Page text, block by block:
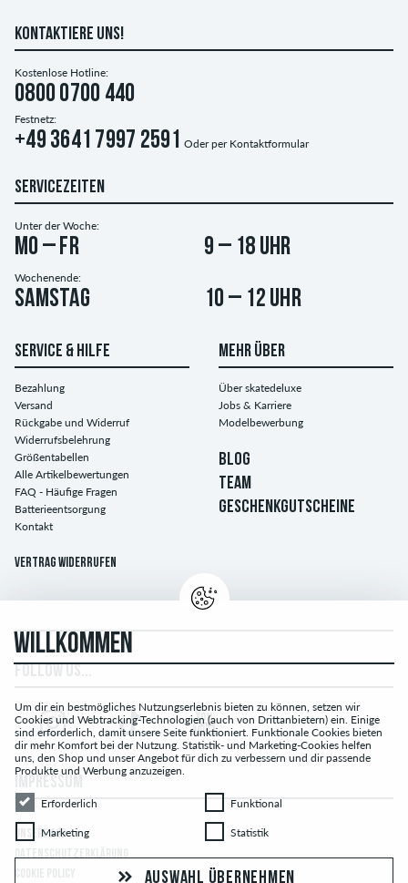
KONTAKTIERE UNS!
Kostenlose Hotline:
0800 0700 440
Festnetz:
+49 3641 7997 2591 Oder per Kontaktformular
SERVICEZEITEN
Unter der Woche:
Mo – Fr 9 – 18 Uhr
Wochenende:
Samstag 10 – 12 Uhr
SERVICE & HILFE
Bezahlung
Versand
Rückgabe und Widerruf
Widerrufsbelehrung
Größentabellen
Alle Artikelbewertungen
FAQ - Häufige Fragen
Batterieentsorgung
Kontakt
Vertrag widerrufen
MEHR ÜBER
Über skatedeluxe
Jobs & Karriere
Modelbewerbung
BLOG
TEAM
GESCHENKGUTSCHEINE
UNSERE AGB
DATENSCHUTZERKLÄRUNG
WILLKOMMEN
Um dir ein bestmögliches Nutzungserlebnis bieten zu können, setzen wir
Cookies und Webtracking-Technologien (auch von Drittanbietern) ein. Einige
sind erforderlich, damit unsere Seite funktioniert. Funktionale Cookies bieten
dir mehr Komfort bei der Nutzung. Statistik- und Marketing-Cookies helfen
uns, den Shop und unser Angebot für dich zu verbessern und dir passende
Produkte und Werbung anzuzeigen.
Erforderlich
Erforderlich FunktionalFunktional
MarketingMarketing StatistikStatistik
AUSWAHL ÜBERNEHMEN